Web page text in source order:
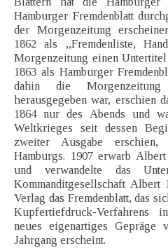
Hamburger Fremdenblatt
der Morgenzeitung
1862 als ,,Fremdenliste,
Morgenzeitung einen
1863 als Hamburger
dahin die
herausgegeben war, erschien
1864 nur des Abends und
Weltkrieges seit dessen
zweiter Ausgabe erschien,
Hamburgs. 1907 erwarb
und verwandelte das
Kommanditgesellschaft
Verlag das Fremdenblatt, das
Kupfertiefdruck-Verfahrens
neues eigenartiges
Jahrgang erscheint.